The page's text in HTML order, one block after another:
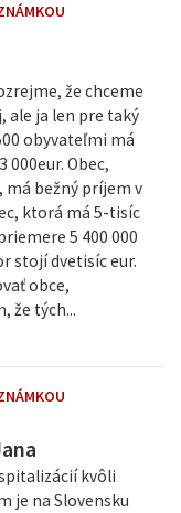
že chceme
ale ja len pre taký
obyvateľmi má
000eur. Obec,
bežný príjem v
ktorá má 5-tisíc
5 400 000
stojí dvetisíc eur.
obce,
že tých...
kvôli
je na Slovensku